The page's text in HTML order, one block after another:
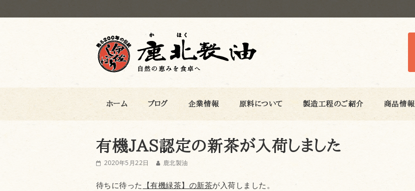
ホーム ブログ 企業情報 原料について 製造工程のご紹介 商品情報
有機JAS認定の新茶が入荷しました
2020年5月22日 鹿北製油
待ちに待った 【有機緑茶】の新茶が入荷しました。